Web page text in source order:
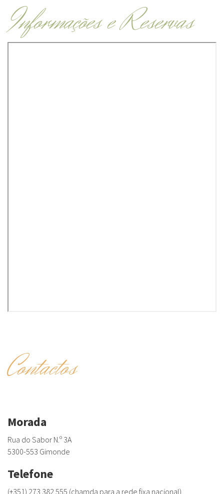
Informações e Reservas
Contactos
Morada
Rua do Sabor N.º 3A
5300-553 Gimonde
Telefone
(+351) 273 382 555 (chamda para a rede fixa nacional)